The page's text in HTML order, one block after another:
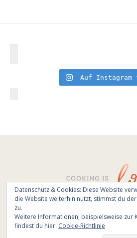
Auf Instagram
© All Rights Reserved - Cooking
Datenschutz & Cookies: Diese Website
die Website weiterhin nutzt, stimmst du
zu.
Weitere Informationen, beispielsweise zur
findest du hier: Cookie-Richtlinie